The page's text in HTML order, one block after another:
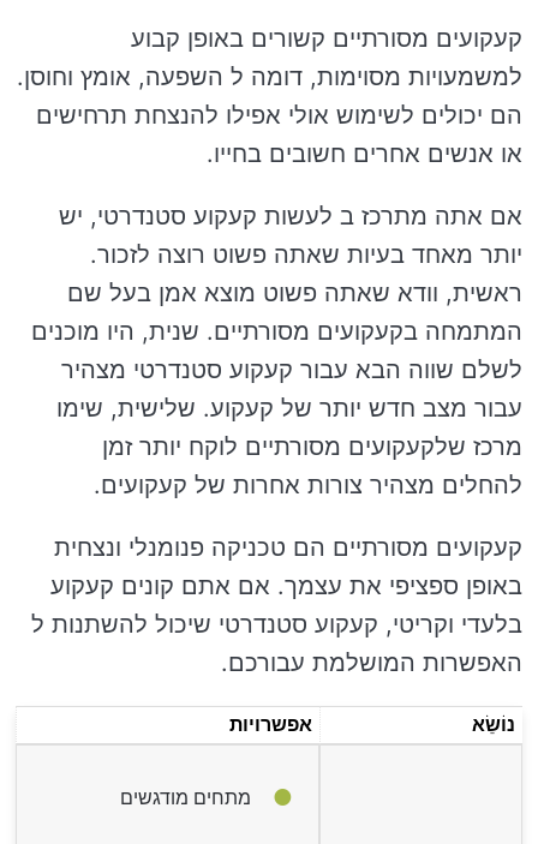
קעקועים מסורתיים קשורים באופן קבוע
למשמעויות מסוימות, דומה ל השפעה, אומץ וחוסן.
הם יכולים לשימוש אולי אפילו להנצחת תרחישים
או אנשים אחרים חשובים בחייו.
אם אתה מתרכז ב לעשות קעקוע סטנדרטי, יש
יותר מאחד בעיות שאתה פשוט רוצה לזכור.
ראשית, וודא שאתה פשוט מוצא אמן בעל שם
המתמחה בקעקועים מסורתיים. שנית, היו מוכנים
לשלם שווה הבא עבור קעקוע סטנדרטי מצהיר
עבור מצב חדש יותר של קעקוע. שלישית, שימו
מרכז שלקעקועים מסורתיים לוקח יותר זמן
להחלים מצהיר צורות אחרות של קעקועים.
קעקועים מסורתיים הם טכניקה פנומנלי ונצחית
באופן ספציפי את עצמך. אם אתם קונים קעקוע
בלעדי וקריטי, קעקוע סטנדרטי שיכול להשתנות ל
האפשרות המושלמת עבורכם.
נוֹשֵׂא אפשרויות
מתחים מודגשים